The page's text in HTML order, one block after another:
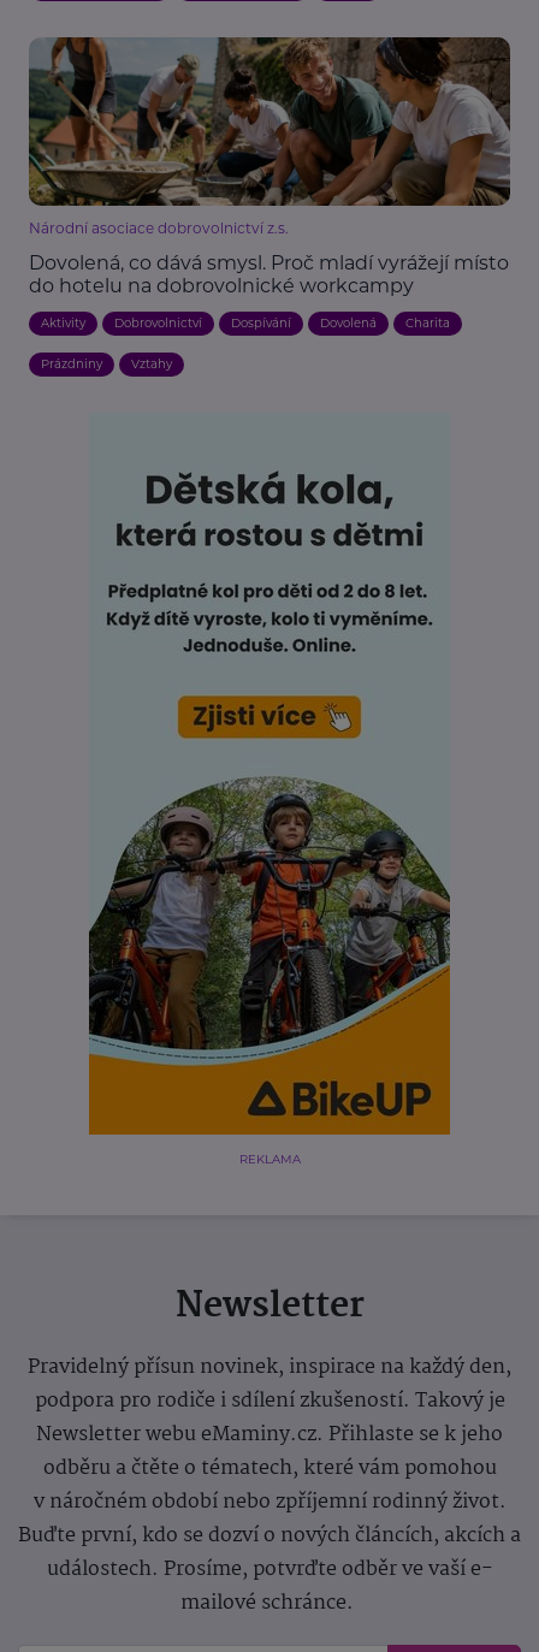
Národní asociace dobrovolnictví z.s.
Dovolená, co dává smysl. Proč mladí vyrážejí místo
do hotelu na dobrovolnické workcampy
Aktivity Dobrovolnictví Dospívání Dovolená Charita
Prázdniny Vztahy
REKLAMA
Newsletter
Pravidelný přísun novinek, inspirace na každý den,
podpora pro rodiče i sdílení zkušeností. Takový je
Newsletter webu eMaminy.cz. Přihlaste se k jeho
odběru a čtěte o tématech, které vám pomohou
v náročném období nebo zpříjemní rodinný život.
Buďte první, kdo se dozví o nových článcích, akcích a
událostech. Prosíme, potvrďte odběr ve vaší e-
mailové schránce.